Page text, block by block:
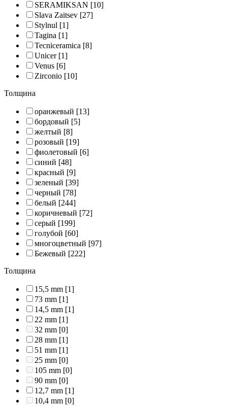
SERAMIKSAN [10]
Slava Zaitsev [27]
Stylnul [1]
Tagina [1]
Tecniceramica [8]
Unicer[1]
Venus [6]
Zirconio [10]
Толщина
оранжевый [13]
бордовый [5]
желтый [8]
розовый [19]
фиолетовый [6]
синий [48]
красный [9]
зеленый [39]
черный [78]
белый [244]
коричневый [72]
серый [199]
голубой [60]
многоцветный [97]
Бежевый [222]
Толщина
15,5 mm [1]
73 mm [1]
14,5 mm [1]
22 mm [1]
32 mm [0]
28 mm [1]
51 mm [1]
25 mm [0]
105 mm [0]
90 mm [0]
12,7 mm [1]
10,4 mm [0]